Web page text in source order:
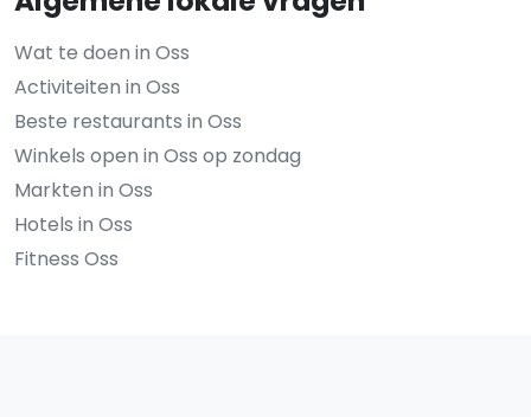
Wat te doen in Oss
Activiteiten in Oss
Beste restaurants in Oss
Winkels open in Oss op zondag
Markten in Oss
Hotels in Oss
Fitness Oss